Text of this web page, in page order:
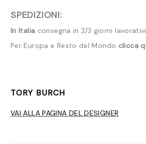
SPEDIZIONI:
In Italia consegna in 2/3 giorni lavorativi
Per Europa e Resto del Mondo clicca
TORY BURCH
VAI ALLA PAGINA DEL DESIGNER